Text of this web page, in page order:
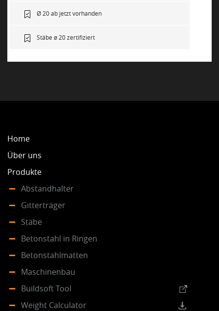
Ø 20 ab jetzt vorhanden
Stäbe ø 20 zertifiziert
Home
Über uns
Produkte
Abstandhalter
Gitterträger
Stäbe
Betonstahl in Ringen
Betonstahlmatten
Maschinenbau
Buildsoft Tool
Weight Calculator